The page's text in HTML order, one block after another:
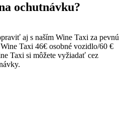
ochutnávku?
aj s naším Wine Taxi za pevnú
Taxi 46€ osobné vozidlo/60 €
Taxi si môžete vyžiadať cez